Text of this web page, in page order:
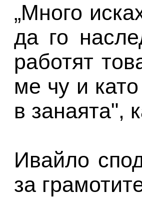
„Много
да го
работят
ме чу и
в занаята",
Ивайло
за